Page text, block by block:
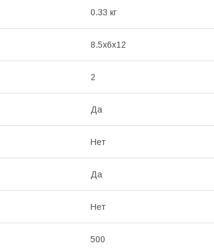
0.33 кг
8.5х6х12
2
Да
Нет
Да
Нет
500